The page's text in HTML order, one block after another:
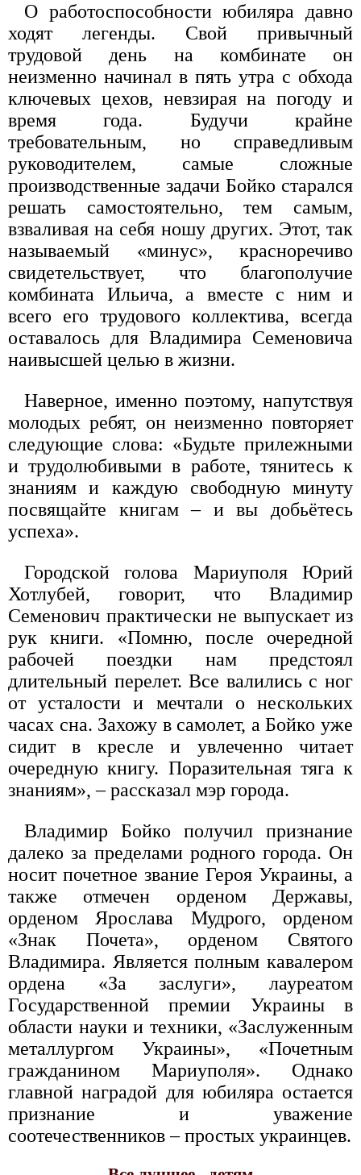
О работоспособности юбиляра давно
ходят легенды. Свой привычный
трудовой день на комбинате он
неизменно начинал в пять утра с обхода
ключевых цехов, невзирая на погоду и
время года. Будучи крайне
требовательным, но справедливым
руководителем, самые сложные
производственные задачи Бойко старался
решать самостоятельно, тем самым,
взваливая на себя ношу других. Этот, так
называемый «минус», красноречиво
свидетельствует, что благополучие
комбината Ильича, а вместе с ним и
всего его трудового коллектива, всегда
оставалось для Владимира Семеновича
наивысшей целью в жизни.
Наверное, именно поэтому, напутствуя
молодых ребят, он неизменно повторяет
следующие слова: «Будьте прилежными
и трудолюбивыми в работе, тянитесь к
знаниям и каждую свободную минуту
посвящайте книгам – и вы добьё­тесь
успеха».
Городской голова Мариуполя Юрий
Хотлубей, говорит, что Владимир
Семенович практически не выпускает из
рук книги. «Помню, после очередной
рабочей поездки нам предстоял
длительный перелет. Все валились с ног
от усталости и мечтали о нескольких
часах сна. Захожу в самолет, а Бойко уже
сидит в кресле и увлеченно читает
очередную книгу. Поразительная тяга к
знаниям», – рассказал мэр города.
Владимир Бойко получил признание
далеко за пределами родного города. Он
носит почетное звание Героя Украины, а
также отмечен орденом Державы,
орденом Ярослава Мудрого, орденом
«Знак Почета», орденом Святого
Владимира. Является полным кавалером
ордена «За заслуги», лауреатом
Государственной премии Украины в
области науки и техники, «Заслуженным
металлургом Украи­ны», «Почетным
гражданином Мариуполя». Однако
главной наградой для юбиляра остается
признание и уважение
соотечественников – простых украинцев.